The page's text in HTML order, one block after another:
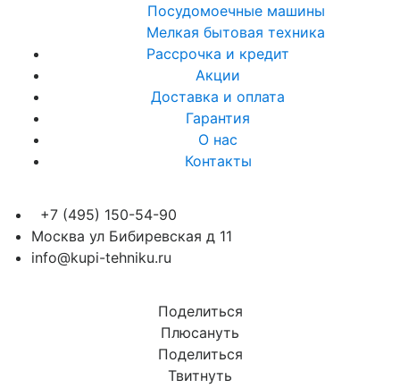
Посудомоечные машины
Мелкая бытовая техника
Рассрочка и кредит
Акции
Доставка и оплата
Гарантия
О нас
Контакты
+7 (495) 150-54-90
Москва ул Бибиревская д 11
info@kupi-tehniku.ru
Поделиться
Плюсануть
Поделиться
Твитнуть